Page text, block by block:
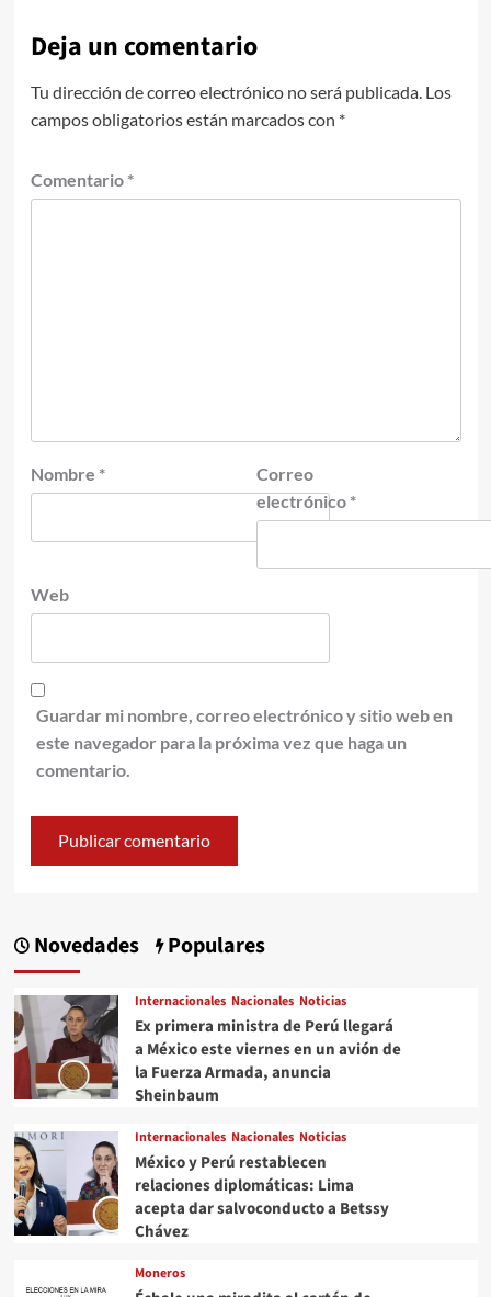
Deja un comentario
Tu dirección de correo electrónico no será publicada. Los
campos obligatorios están marcados con *
Comentario *
Nombre *
Correo
electrónico *
Web
Guardar mi nombre, correo electrónico y sitio web en
este navegador para la próxima vez que haga un
comentario.
Novedades Populares
Internacionales Nacionales Noticias
Ex primera ministra de Perú llegará
a México este viernes en un avión de
la Fuerza Armada, anuncia
Sheinbaum
Internacionales Nacionales Noticias
México y Perú restablecen
relaciones diplomáticas: Lima
acepta dar salvoconducto a Betssy
Chávez
Moneros